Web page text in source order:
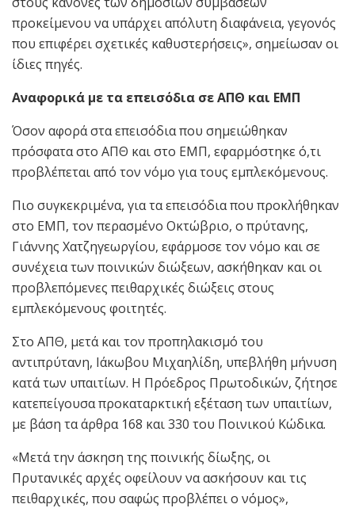
προκείμενου να υπάρχει απόλυτη διαφάνεια, γεγονός
που επιφέρει σχετικές καθυστερήσεις», σημείωσαν οι
ίδιες πηγές.
Αναφορικά με τα επεισόδια σε ΑΠΘ και ΕΜΠ
Όσον αφορά στα επεισόδια που σημειώθηκαν
πρόσφατα στο ΑΠΘ και στο ΕΜΠ, εφαρμόστηκε ό,τι
προβλέπεται από τον νόμο για τους εμπλεκόμενους.
Πιο συγκεκριμένα, για τα επεισόδια που προκλήθηκαν
στο ΕΜΠ, τον περασμένο Οκτώβριο, ο πρύτανης,
Γιάννης Χατζηγεωργίου, εφάρμοσε τον νόμο και σε
συνέχεια των ποινικών διώξεων, ασκήθηκαν και οι
προβλεπόμενες πειθαρχικές διώξεις στους
εμπλεκόμενους φοιτητές.
Στο ΑΠΘ, μετά και τον προπηλακισμό του
αντιπρύτανη, Ιάκωβου Μιχαηλίδη, υπεβλήθη μήνυση
κατά των υπαιτίων. Η Πρόεδρος Πρωτοδικών, ζήτησε
κατεπείγουσα προκαταρκτική εξέταση των υπαιτίων,
με βάση τα άρθρα 168 και 330 του Ποινικού Κώδικα.
«Μετά την άσκηση της ποινικής δίωξης, οι
Πρυτανικές αρχές οφείλουν να ασκήσουν και τις
πειθαρχικές, που σαφώς προβλέπει ο νόμος»,